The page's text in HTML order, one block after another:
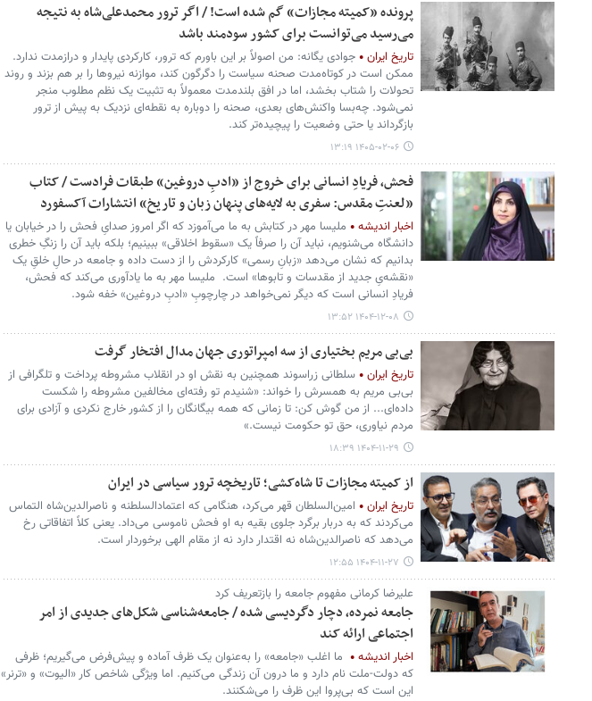
پرونده «کمیته مجازات» گم شده است! / اگر ترور محمدعلی‌شاه به نتیجه
می‌رسید می‌توانست برای کشور سودمند باشد
تاریخ ایران
جوادی یگانه: من اصولاً بر این باورم که ترور، کارکردی پایدار و درازمدت ندارد.
ممکن است در کوتاه‌مدت صحنه سیاست را دگرگون کند، موازنه نیروها را بر هم بزند و روند
تحولات را شتاب بخشد، اما در افق بلندمدت معمولاً به تثبیت یک نظم مطلوب منجر
نمی‌شود. چه‌بسا واکنش‌های بعدی، صحنه را دوباره به نقطه‌ای نزدیک به پیش از ترور
بازگرداند یا حتی وضعیت را پیچیده‌تر کند.
۱۴۰۵-۰۲-۰۶ ۱۳:۱۹
فحش، فریادِ انسانی برای خروج از «ادبِ دروغین» طبقات فرادست / کتاب
«لعنتِ مقدس: سفری به لایه‌های پنهان زبان و تاریخ» انتشارات آکسفورد
اخبار اندیشه
ملیسا مهر در کتابش به ما می‌آموزد که اگر امروز صدایِ فحش را در خیابان یا
دانشگاه می‌شنویم، نباید آن را صرفاً یک «سقوط اخلاقی» ببینیم؛ بلکه باید آن را زنگِ خطری
بدانیم که نشان می‌دهد «زبانِ رسمی» کارکردش را از دست داده و جامعه در حالِ خلقِ یک
«نقشه‌یِ جدید از مقدسات و تابوها» است. ملیسا مهر به ما یادآوری می‌کند که فحش،
فریادِ انسانی است که دیگر نمی‌خواهد در چارچوبِ «ادبِ دروغین» خفه شود.
۱۴۰۴-۱۲-۰۸ ۱۳:۵۲
بی‌بی مریم بختیاری از سه امپراتوری جهان مدال افتخار گرفت
تاریخ ایران
سلطانی‌ زراسوند همچنین به نقش او در انقلاب مشروطه پرداخت و تلگرافی از
بی‌بی مریم به همسرش را خواند: «شنیدم تو رفته‌ای مخالفین مشروطه را شکست
داده‌ای... از من گوش کن: تا زمانی که همه بیگانگان را از کشور خارج نکردی و آزادی برای
مردم نیاوری، حق تو حکومت نیست.»
۱۴۰۴-۱۱-۲۹ ۱۸:۳۹
از کمیته مجازات تا شاه‌کشی؛ تاریخچه ترور سیاسی در ایران
تاریخ ایران
امین‌السلطان قهر می‌کرد، هنگامی که اعتمادالسلطنه و ناصرالدین‌شاه التماس
می‌کردند که به دربار برگرد جلوی بقیه به او فحش ناموسی می‌داد. یعنی کلاً اتفاقاتی رخ
می‌دهد که ناصرالدین‌شاه نه اقتدار دارد نه از مقام الهی برخوردار است.
۱۴۰۴-۱۱-۲۷ ۱۲:۵۵
علیرضا کرمانی مفهوم جامعه را بازتعریف کرد
جامعه نمرده، دچار دگردیسی شده / جامعه‌شناسی شکل‌های جدیدی از امر
اجتماعی ارائه کند
اخبار اندیشه
ما اغلب «جامعه» را به‌عنوان یک ظرف آماده و پیش‌فرض می‌گیریم؛ ظرفی
که دولت-ملت نام دارد و ما درون آن زندگی می‌کنیم. اما ویژگی شاخص کار «الیوت» و «ترنر»
این است که بی‌پروا این ظرف را می‌شکنند.